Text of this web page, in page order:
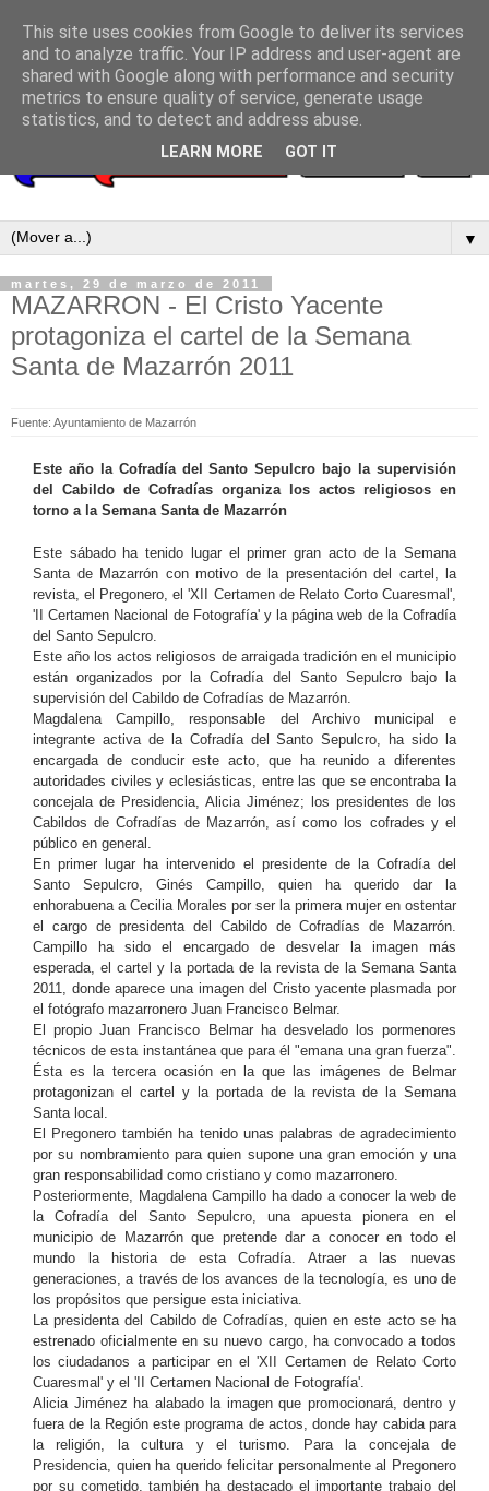
▼
martes, 29 de marzo de 2011
MAZARRON - El Cristo Yacente
protagoniza el cartel de la Semana
Santa de Mazarrón 2011
Fuente: Ayuntamiento de Mazarrón
Este año la Cofradía del Santo Sepulcro bajo la supervisión
del Cabildo de Cofradías organiza los actos religiosos en
torno a la Semana Santa de Mazarrón
Este sábado ha tenido lugar el primer gran acto de la Semana
Santa de Mazarrón con motivo de la presentación del cartel, la
revista, el Pregonero, el 'XII Certamen de Relato Corto Cuaresmal',
'II Certamen Nacional de Fotografía' y la página web de la Cofradía
del Santo Sepulcro.
Este año los actos religiosos de arraigada tradición en el municipio
están organizados por la Cofradía del Santo Sepulcro bajo la
supervisión del Cabildo de Cofradías de Mazarrón.
Magdalena Campillo, responsable del Archivo municipal e
integrante activa de la Cofradía del Santo Sepulcro, ha sido la
encargada de conducir este acto, que ha reunido a diferentes
autoridades civiles y eclesiásticas, entre las que se encontraba la
concejala de Presidencia, Alicia Jiménez; los presidentes de los
Cabildos de Cofradías de Mazarrón, así como los cofrades y el
público en general.
En primer lugar ha intervenido el presidente de la Cofradía del
Santo Sepulcro, Ginés Campillo, quien ha querido dar la
enhorabuena a Cecilia Morales por ser la primera mujer en ostentar
el cargo de presidenta del Cabildo de Cofradías de Mazarrón.
Campillo ha sido el encargado de desvelar la imagen más
esperada, el cartel y la portada de la revista de la Semana Santa
2011, donde aparece una imagen del Cristo yacente plasmada por
el fotógrafo mazarronero Juan Francisco Belmar.
El propio Juan Francisco Belmar ha desvelado los pormenores
técnicos de esta instantánea que para él "emana una gran fuerza".
Ésta es la tercera ocasión en la que las imágenes de Belmar
protagonizan el cartel y la portada de la revista de la Semana
Santa local.
El Pregonero también ha tenido unas palabras de agradecimiento
por su nombramiento para quien supone una gran emoción y una
gran responsabilidad como cristiano y como mazarronero.
Posteriormente, Magdalena Campillo ha dado a conocer la web de
la Cofradía del Santo Sepulcro, una apuesta pionera en el
municipio de Mazarrón que pretende dar a conocer en todo el
mundo la historia de esta Cofradía. Atraer a las nuevas
generaciones, a través de los avances de la tecnología, es uno de
los propósitos que persigue esta iniciativa.
La presidenta del Cabildo de Cofradías, quien en este acto se ha
estrenado oficialmente en su nuevo cargo, ha convocado a todos
los ciudadanos a participar en el 'XII Certamen de Relato Corto
Cuaresmal' y el 'II Certamen Nacional de Fotografía'.
Alicia Jiménez ha alabado la imagen que promocionará, dentro y
fuera de la Región este programa de actos, donde hay cabida para
la religión, la cultura y el turismo. Para la concejala de
Presidencia, quien ha querido felicitar personalmente al Pregonero
por su cometido, también ha destacado el importante trabajo del
This site uses cookies from Google to deliver its services
and to analyze traffic. Your IP address and user-agent are
shared with Google along with performance and security
metrics to ensure quality of service, generate usage
statistics, and to detect and address abuse.
LEARN MORE GOT IT